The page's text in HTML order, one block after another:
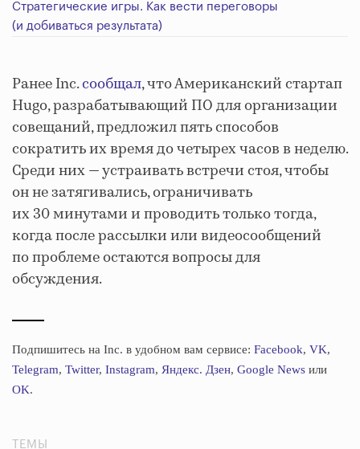
Стратегические игры. Как вести переговоры
(и добиваться результата)
Ранее Inc.сообщал, что Американский стартап
Hugo, разрабатывающий ПО для организации
совещаний, предложил пять способов
сократить их время до четырех часов в неделю.
Среди них — устраивать встречи стоя, чтобы
он не затягивались, ограничивать
их 30 минутами и проводить только тогда,
когда после рассылки или видеосообщений
по проблеме остаются вопросы для
обсуждения.
Подпишитесь на Inc. в удобном вам сервисе: Facebook, VK,
Telegram, Twitter, Instagram, Яндекс. Дзен, Google News или
OK.
ТЕМЫ